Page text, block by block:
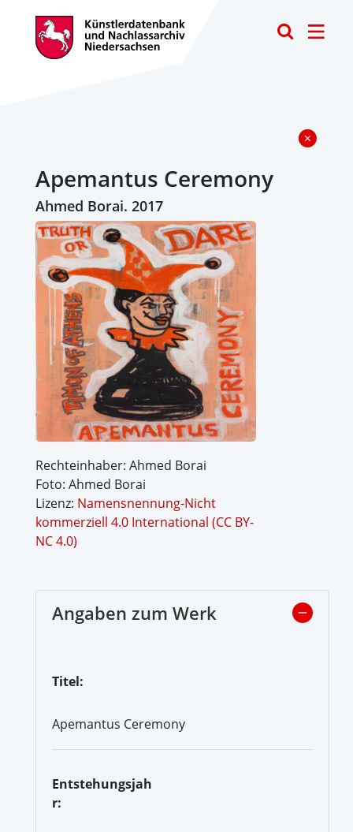
Apemantus Ceremony
Ahmed Borai. 2017
Rechteinhaber: Ahmed Borai
Foto: Ahmed Borai
Lizenz: Namensnennung-Nicht
kommerziell 4.0 International (CC BY-
NC 4.0)
Angaben zum Werk
Titel:
Apemantus Ceremony
Entstehungsjah
r: